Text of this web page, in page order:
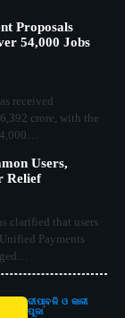
Proposals
54,000 Jobs
received
crore, with the
Users,
Relief
clarified that users
Payments
ଦୀପାବଳି ଓ କାଳୀ
ପୂଜା